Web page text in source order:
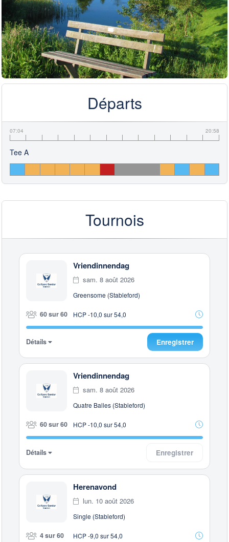
Départs
07:04 20:58
Tee A
Tournois
Vriendinnendag
sam. 8 août 2026
Greensome (Stableford)
60 sur 60 HCP -10,0 sur 54,0
Détails Enregistrer
Vriendinnendag
sam. 8 août 2026
Quatre Balles (Stableford)
60 sur 60 HCP -10,0 sur 54,0
Détails Enregistrer
Herenavond
lun. 10 août 2026
Single (Stableford)
4 sur 60 HCP -9,0 sur 54,0